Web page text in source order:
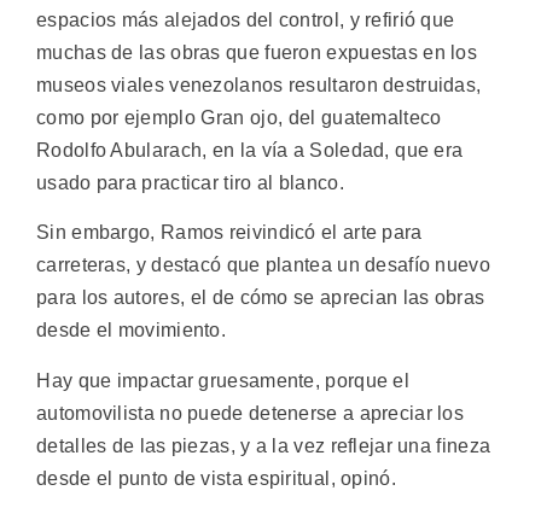
espacios más alejados del control, y refirió que
muchas de las obras que fueron expuestas en los
museos viales venezolanos resultaron destruidas,
como por ejemplo Gran ojo, del guatemalteco
Rodolfo Abularach, en la vía a Soledad, que era
usado para practicar tiro al blanco.
Sin embargo, Ramos reivindicó el arte para
carreteras, y destacó que plantea un desafío nuevo
para los autores, el de cómo se aprecian las obras
desde el movimiento.
Hay que impactar gruesamente, porque el
automovilista no puede detenerse a apreciar los
detalles de las piezas, y a la vez reflejar una fineza
desde el punto de vista espiritual, opinó.